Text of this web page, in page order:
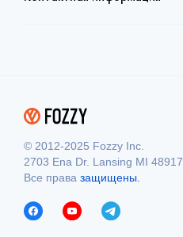
© 2012-2025 Fozzy Inc.
2703 Ena Dr. Lansing MI 48917.
Все права защищены.